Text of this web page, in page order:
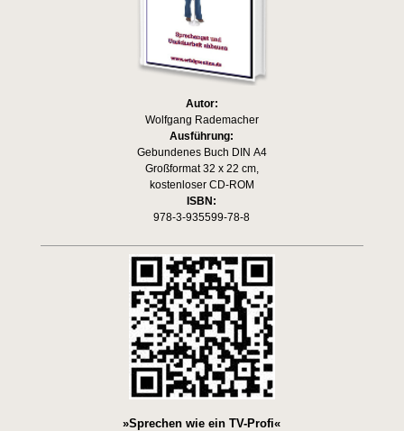
Autor:
Wolfgang Rademacher
Ausführung:
Gebundenes Buch DIN A4
Großformat 32 x 22 cm,
kostenloser CD-ROM
ISBN:
978-3-935599-78-8
»Sprechen wie ein TV-Profi«